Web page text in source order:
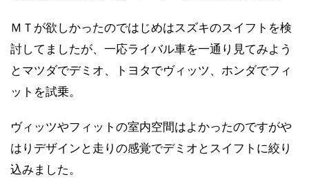
ＭＴが欲しかったのではじめはスズキのスイフトを検
討してましたが、一応ライバル車を一通り見てみよう
とマツダでデミオ、トヨタでヴィッツ、ホンダでフィ
ットを試乗。
ヴィッツやフィットの室内空間はよかったのですがや
はりデザインと走りの感覚でデミオとスイフトに絞り
込みました。